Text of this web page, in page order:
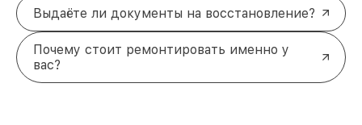
Выдаёте ли документы на восстановление?
Почему стоит ремонтировать именно у
вас?